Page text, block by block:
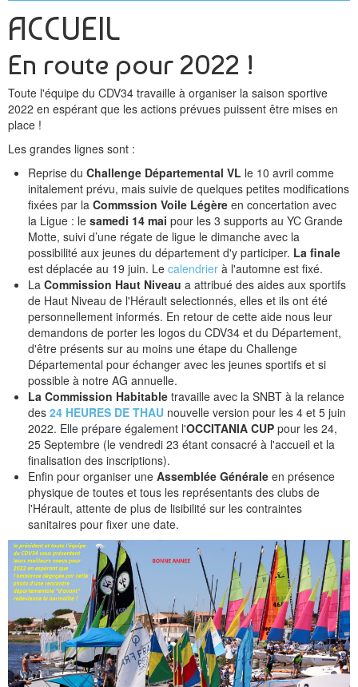
Réglement
Calendrier
Résultats
Son Histoire
Les Clubs Habitables
LIENS DIVERS
Conseil Départemental 34
Hérault Sport
CREPS
FFV
Ligue Occitanie Voile
FFV handivoile
CONTACT
ACCUEIL
En route pour 2022 !
Toute l'équipe du CDV34 travaille à organiser la saison sportive
2022 en espérant que les actions prévues puissent être mises en
place !
Les grandes lignes sont :
Reprise du Challenge Départemental VL le 10 avril comme
initalement prévu, mais suivie de quelques petites modifications
fixées par la Commssion Voile Légèreen concertation avec
la Ligue : le samedi 14 mai pour les 3 supports au YC Grande
Motte, suivi d’une régate de ligue le dimanche avec la
possibilité aux jeunes du département d'y participer. La finale
est déplacée au 19 juin. Le calendrierà l'automne est fixé.
La Commission Haut Niveau a attribué des aides aux sportifs
de Haut Niveau de l'Hérault selectionnés, elles et ils ont été
personnellement informés. En retour de cette aide nous leur
demandons de porter les logos du CDV34 et du Département,
d'être présents sur au moins une étape du Challenge
Départemental pour échanger avec les jeunes sportifs et si
possible à notre AG annuelle.
La Commission Habitabletravaille avec la SNBT à la relance
des 24 HEURES DE THAUnouvelle version pour les 4 et 5 juin
2022. Elle prépare également l'OCCITANIA CUPpour les 24,
25 Septembre (le vendredi 23 étant consacré à l'accueil et la
finalisation des inscriptions).
Enfin pour organiser une Assemblée Généraleen présence
physique de toutes et tous les représentants des clubs de
l'Hérault, attente de plus de lisibilité sur les contraintes
sanitaires pour fixer une date.